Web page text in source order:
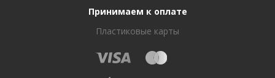
Принимаем к оплате
Пластиковые карты